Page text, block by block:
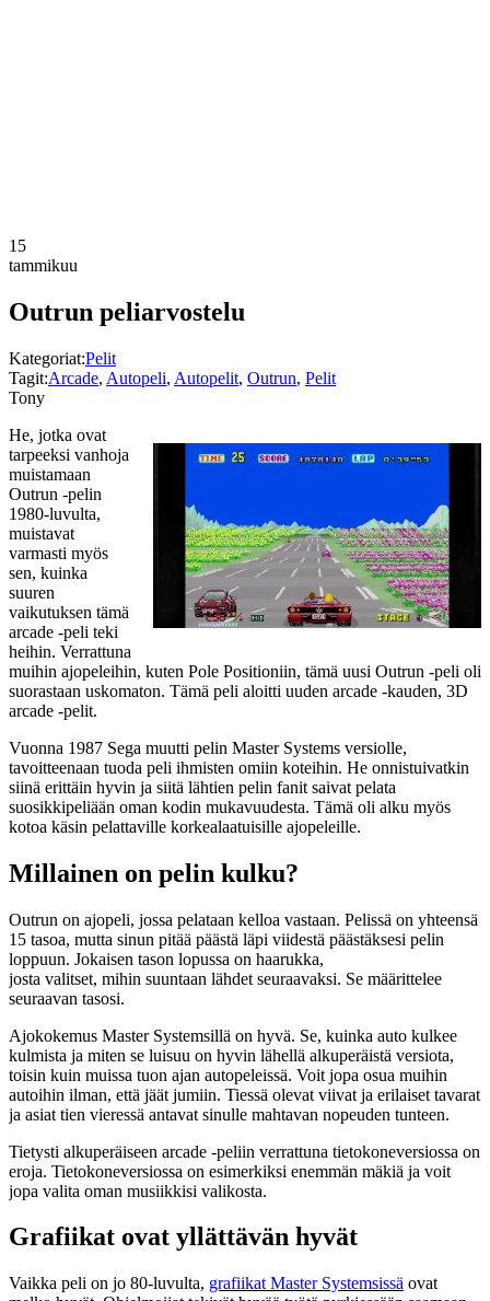
15
tammikuu
Outrun peliarvostelu
Kategoriat:Pelit
Tagit:Arcade, Autopeli, Autopelit, Outrun, Pelit
Tony
He, jotka ovat
tarpeeksi vanhoja
muistamaan
Outrun -pelin
1980-luvulta,
muistavat
varmasti myös
sen, kuinka
suuren
vaikutuksen tämä
arcade -peli teki
heihin. Verrattuna
muihin ajopeleihin, kuten Pole Positioniin, tämä uusi Outrun -peli oli
suorastaan uskomaton. Tämä peli aloitti uuden arcade -kauden, 3D
arcade -pelit.
Vuonna 1987 Sega muutti pelin Master Systems versiolle,
tavoitteenaan tuoda peli ihmisten omiin koteihin. He onnistuivatkin
siinä erittäin hyvin ja siitä lähtien pelin fanit saivat pelata
suosikkipeliään oman kodin mukavuudesta. Tämä oli alku myös
kotoa käsin pelattaville korkealaatuisille ajopeleille.
Millainen on pelin kulku?
Outrun on ajopeli, jossa pelataan kelloa vastaan. Pelissä on yhteensä
15 tasoa, mutta sinun pitää päästä läpi viidestä päästäksesi pelin
loppuun. Jokaisen tason lopussa on haarukka,
josta valitset, mihin suuntaan lähdet seuraavaksi. Se määrittelee
seuraavan tasosi.
Ajokokemus Master Systemsillä on hyvä. Se, kuinka auto kulkee
kulmista ja miten se luisuu on hyvin lähellä alkuperäistä versiota,
toisin kuin muissa tuon ajan autopeleissä. Voit jopa osua muihin
autoihin ilman, että jäät jumiin. Tiessä olevat viivat ja erilaiset tavarat
ja asiat tien vieressä antavat sinulle mahtavan nopeuden tunteen.
Tietysti alkuperäiseen arcade -peliin verrattuna tietokoneversiossa on
eroja. Tietokoneversiossa on esimerkiksi enemmän mäkiä ja voit
jopa valita oman musiikkisi valikosta.
Grafiikat ovat yllättävän hyvät
Vaikka peli on jo 80-luvulta, grafiikat Master Systemsissä ovat